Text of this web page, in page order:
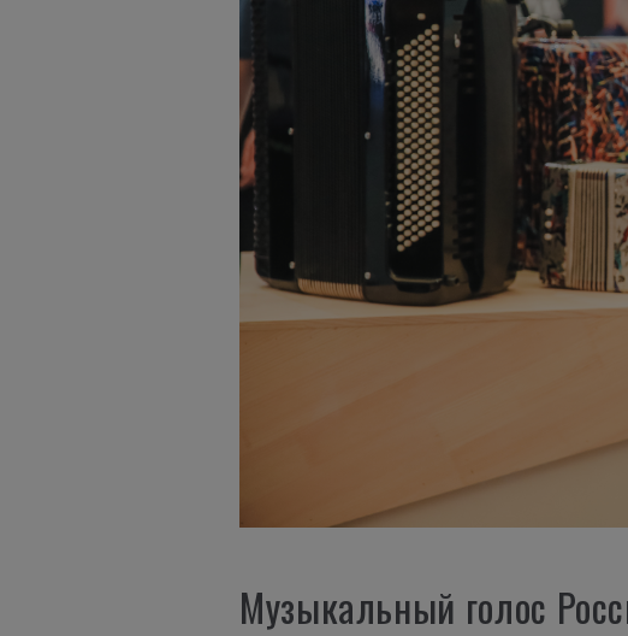
Музыкальный голос